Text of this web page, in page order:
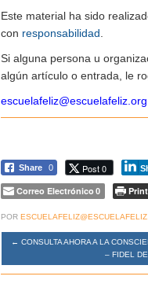
Este material ha sido
con responsabilidad
Si alguna persona u
algún artículo o entrada, le
escuelafeliz@escuelafeliz.org
Share 0 Post 0
Correo Electrónico 0 Print
POR
← CONSULTA AHORA A LA
– FIDEL